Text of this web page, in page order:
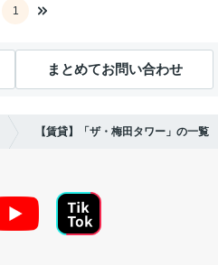
1
まとめてお問い合わせ
【賃貸】「ザ・梅田タワー」の一覧